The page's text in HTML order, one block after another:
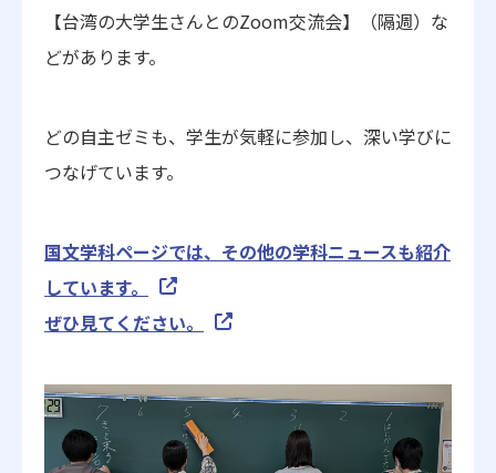
【台湾の大学生さんとのZoom交流会】（隔週）な
どがあります。
どの自主ゼミも、学生が気軽に参加し、深い学びに
つなげています。
国文学科ページでは、その他の学科ニュースも紹介
しています。
ぜひ見てください。